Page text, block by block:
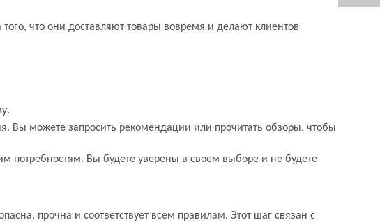
что они доставляют товары вовремя и делают клиентов
Вы можете запросить рекомендации или прочитать обзоры, чтобы
потребностям. Вы будете уверены в своем выборе и не будете
прочна и соответствует всем правилам. Этот шаг связан с